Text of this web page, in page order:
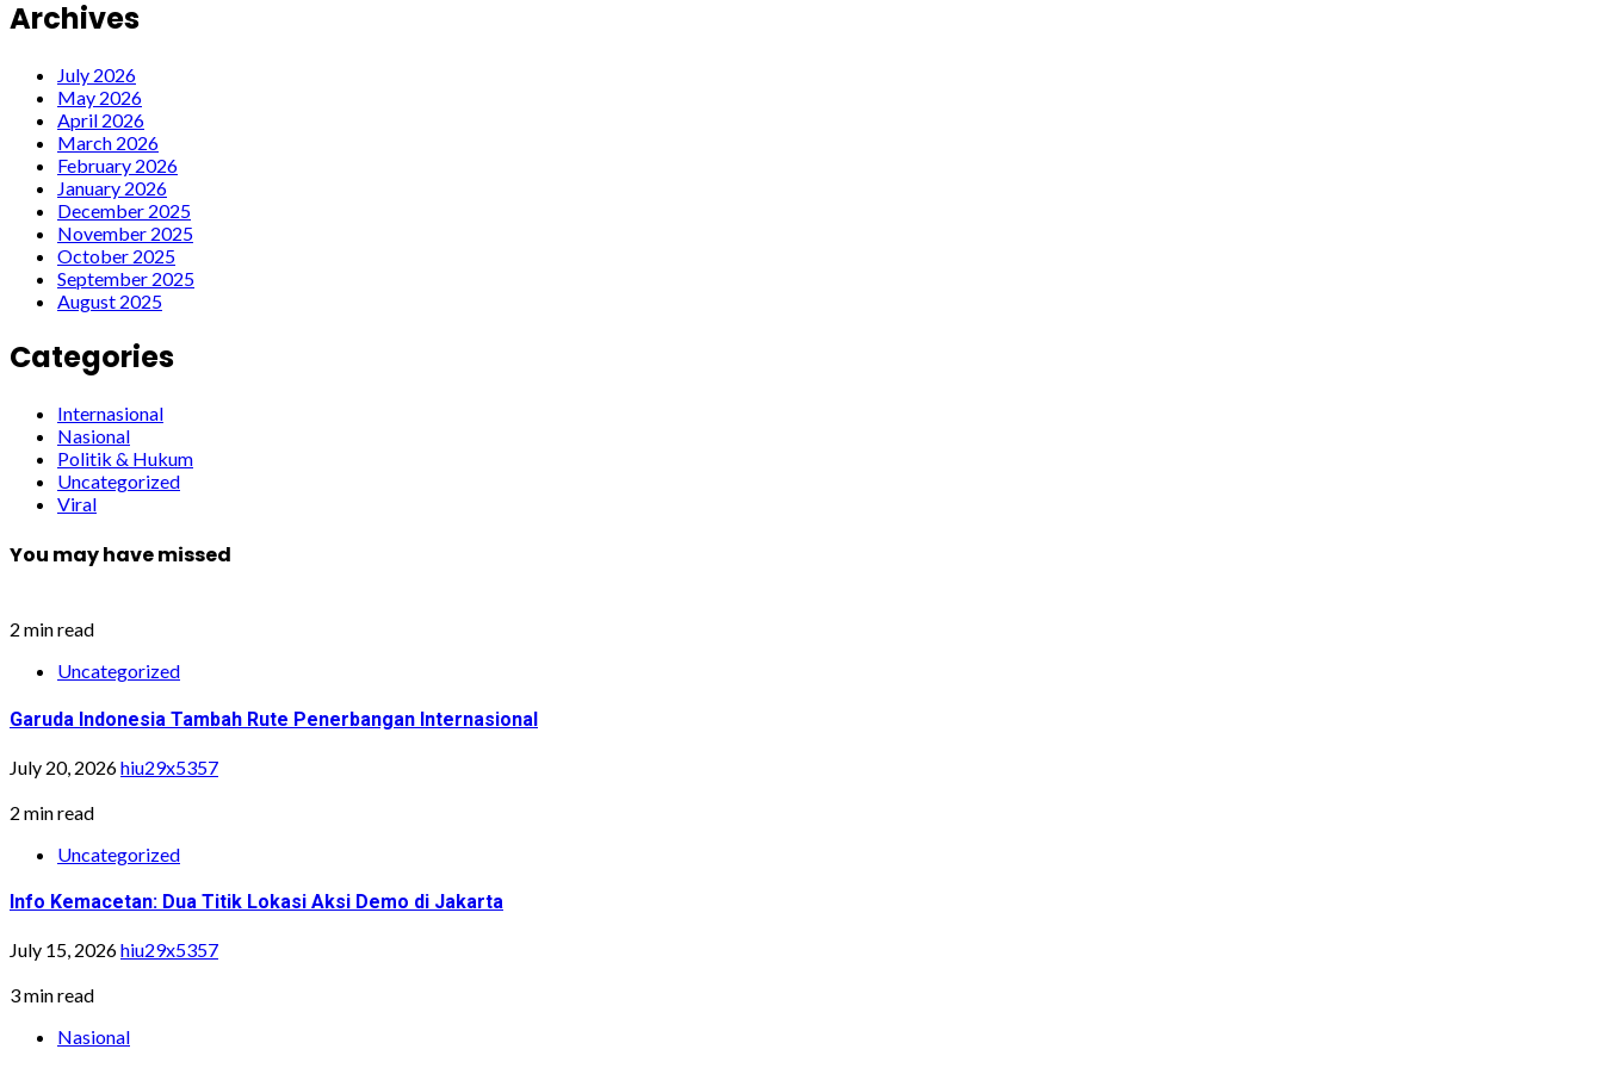
Archives
July 2026
May 2026
April 2026
March 2026
February 2026
January 2026
December 2025
November 2025
October 2025
September 2025
August 2025
Categories
Internasional
Nasional
Politik & Hukum
Uncategorized
Viral
You may have missed
2 min read
Uncategorized
Garuda Indonesia Tambah Rute Penerbangan Internasional
July 20, 2026hiu29x5357
2 min read
Uncategorized
Info Kemacetan: Dua Titik Lokasi Aksi Demo di Jakarta
July 15, 2026hiu29x5357
3 min read
Nasional